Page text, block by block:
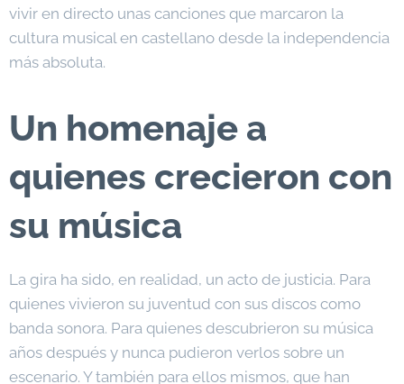
vivir en directo unas canciones que marcaron la
cultura musical en castellano desde la independencia
más absoluta.
Un homenaje a
quienes crecieron con
su música
La gira ha sido, en realidad, un acto de justicia. Para
quienes vivieron su juventud con sus discos como
banda sonora. Para quienes descubrieron su música
años después y nunca pudieron verlos sobre un
escenario. Y también para ellos mismos, que han